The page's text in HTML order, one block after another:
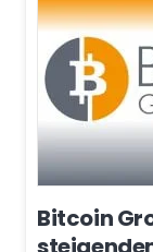
Bitcoin